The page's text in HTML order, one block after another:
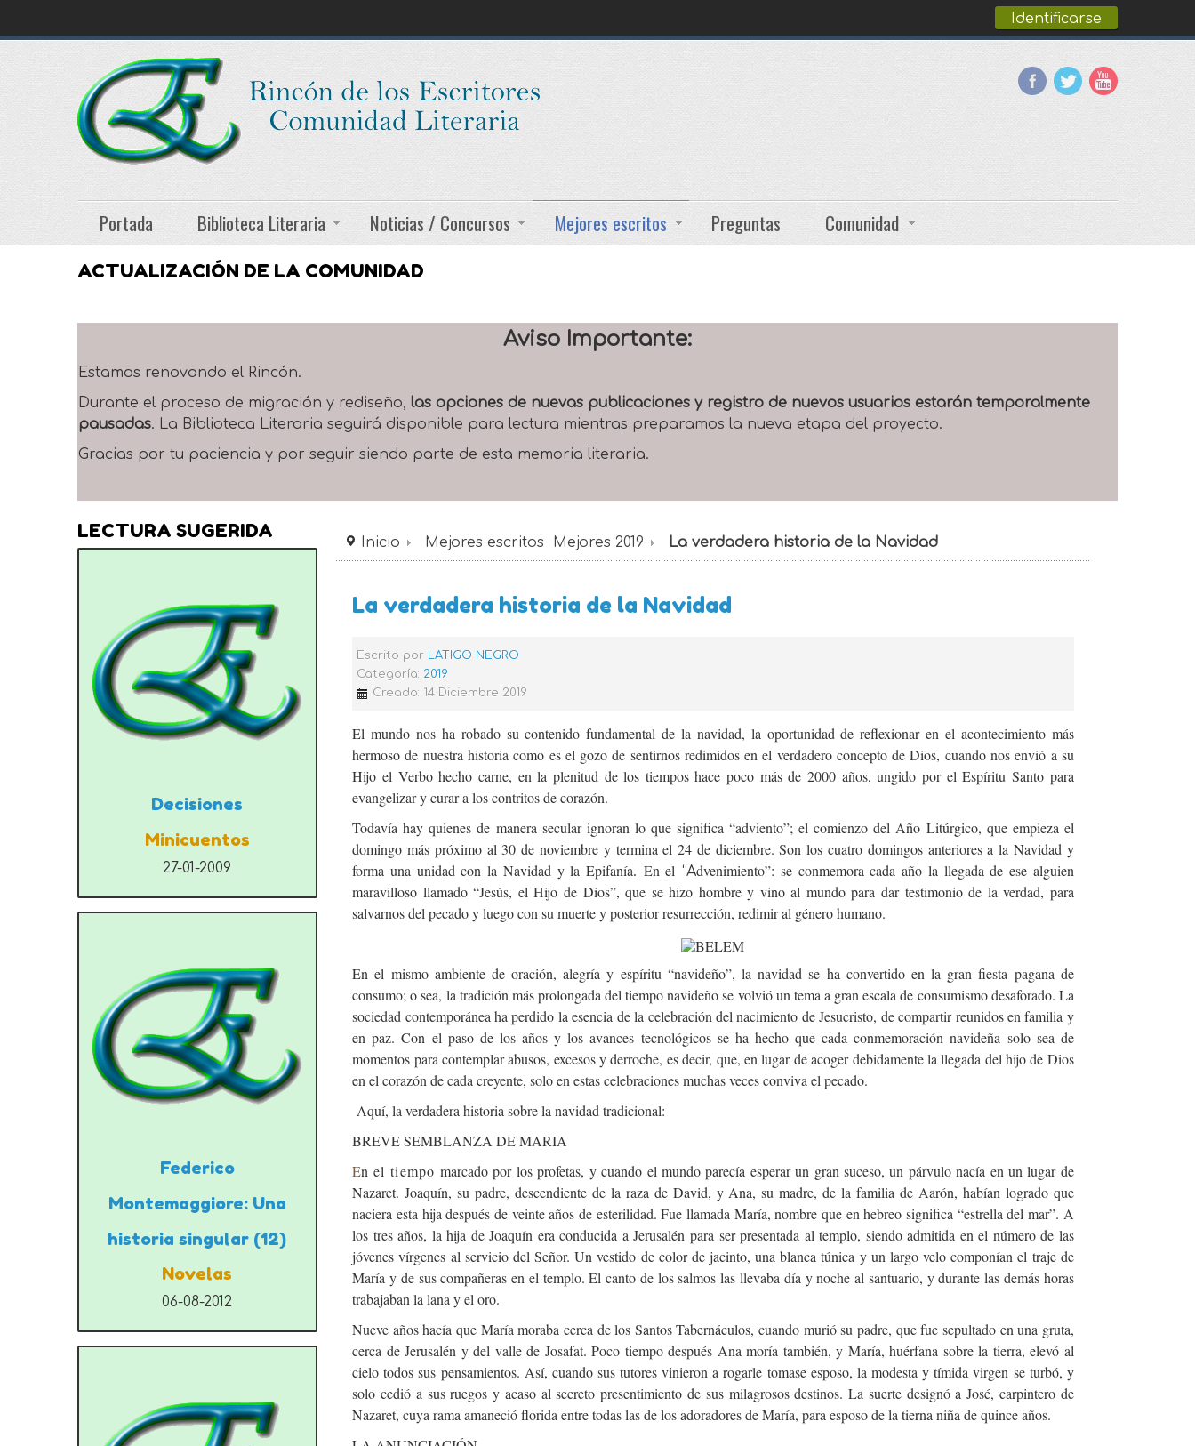
Identificarse
Portada Biblioteca Literaria Noticias / Concursos Mejores escritos Preguntas Comunidad
ACTUALIZACIÓN DE LA COMUNIDAD
Aviso Importante:
Estamos renovando el Rincón.
Durante el proceso de migración y rediseño, las opciones de nuevas publicaciones y registro de nuevos usuarios estarán temporalmente
pausadas. La Biblioteca Literaria seguirá disponible para lectura mientras preparamos la nueva etapa del proyecto.
Gracias por tu paciencia y por seguir siendo parte de esta memoria literaria.
Inicio Mejores escritos Mejores 2019 La verdadera historia de la Navidad
La verdadera historia de la Navidad
Escrito por LATIGO NEGRO
Categoría: 2019
Creado: 14 Diciembre 2019
El mundo nos ha robado su contenido fundamental de la navidad, la oportunidad de reflexionar en el acontecimiento más
hermoso de nuestra historia como es el gozo de sentirnos redimidos en el verdadero concepto de Dios, cuando nos envió a su
Hijo el Verbo hecho carne, en la plenitud de los tiempos hace poco más de 2000 años, ungido por el Espíritu Santo para
evangelizar y curar a los contritos de corazón.
Todavía hay quienes de manera secular ignoran lo que significa “adviento”; el comienzo del Año Litúrgico, que empieza el
domingo más próximo al 30 de noviembre y termina el 24 de diciembre. Son los cuatro domingos anteriores a la Navidad y
forma una unidad con la Navidad y la Epifanía. En el “Advenimiento”: se conmemora cada año la llegada de ese alguien
maravilloso llamado “Jesús, el Hijo de Dios”, que se hizo hombre y vino al mundo para dar testimonio de la verdad, para
salvarnos del pecado y luego con su muerte y posterior resurrección, redimir al género humano.
En el mismo ambiente de oración, alegría y espíritu “navideño”, la navidad se ha convertido en la gran fiesta pagana de
consumo; o sea, la tradición más prolongada del tiempo navideño se volvió un tema a gran escala de consumismo desaforado. La
sociedad contemporánea ha perdido la esencia de la celebración del nacimiento de Jesucristo, de compartir reunidos en familia y
en paz. Con el paso de los años y los avances tecnológicos se ha hecho que cada conmemoración navideña solo sea de
momentos para contemplar abusos, excesos y derroche, es decir, que, en lugar de acoger debidamente la llegada del hijo de Dios
en el corazón de cada creyente, solo en estas celebraciones muchas veces conviva el pecado.
Aquí, la verdadera historia sobre la navidad tradicional:
BREVE SEMBLANZA DE MARIA
En el tiempo marcado por los profetas, y cuando el mundo parecía esperar un gran suceso, un párvulo nacía en un lugar de
Nazaret. Joaquín, su padre, descendiente de la raza de David, y Ana, su madre, de la familia de Aarón, habían logrado que
naciera esta hija después de veinte años de esterilidad. Fue llamada María, nombre que en hebreo significa “estrella del mar”. A
los tres años, la hija de Joaquín era conducida a Jerusalén para ser presentada al templo, siendo admitida en el número de las
jóvenes vírgenes al servicio del Señor. Un vestido de color de jacinto, una blanca túnica y un largo velo componían el traje de
María y de sus compañeras en el templo. El canto de los salmos las llevaba día y noche al santuario, y durante las demás horas
trabajaban la lana y el oro.
Nueve años hacía que María moraba cerca de los Santos Tabernáculos, cuando murió su padre, que fue sepultado en una gruta,
cerca de Jerusalén y del valle de Josafat. Poco tiempo después Ana moría también, y María, huérfana sobre la tierra, elevó al
cielo todos sus pensamientos. Así, cuando sus tutores vinieron a rogarle tomase esposo, la modesta y tímida virgen se turbó, y
solo cedió a sus ruegos y acaso al secreto presentimiento de sus milagrosos destinos. La suerte designó a José, carpintero de
Nazaret, cuya rama amaneció florida entre todas las de los adoradores de María, para esposo de la tierna niña de quince años.
LECTURA SUGERIDA
Decisiones
Minicuentos
27-01-2009
Federico
Montemaggiore: Una
historia singular (12)
Novelas
06-08-2012